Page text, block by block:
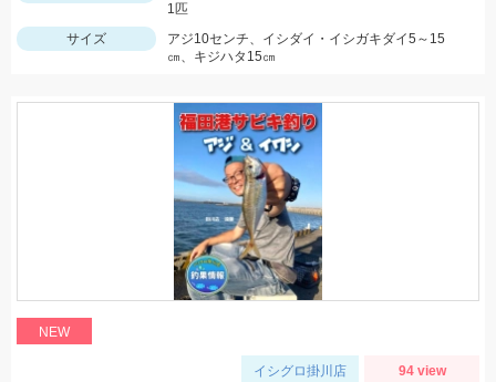
1匹
サイズ
アジ10センチ、イシダイ・イシガキダイ5～15
㎝、キジハタ15㎝
NEW
イシグロ掛川店 94 view